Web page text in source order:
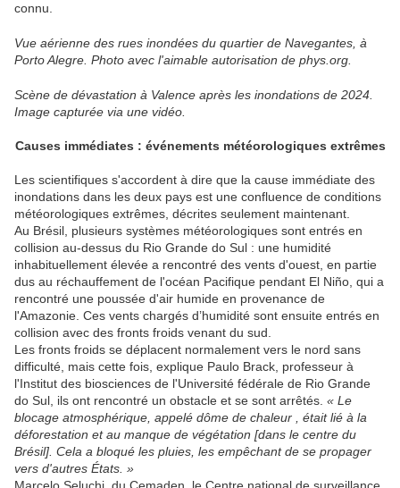
connu.
Vue aérienne des rues inondées du quartier de Navegantes, à
Porto Alegre. Photo avec l'aimable autorisation de phys.org.
Scène de dévastation à Valence après les inondations de 2024.
Image capturée via une vidéo.
Causes immédiates : événements météorologiques extrêmes
Les scientifiques s'accordent à dire que la cause immédiate des
inondations dans les deux pays est une confluence de conditions
météorologiques extrêmes, décrites seulement maintenant.
Au Brésil, plusieurs systèmes météorologiques sont entrés en
collision au-dessus du Rio Grande do Sul : une humidité
inhabituellement élevée a rencontré des vents d'ouest, en partie
dus au réchauffement de l'océan Pacifique pendant El Niño, qui a
rencontré une poussée d'air humide en provenance de
l'Amazonie. Ces vents chargés d’humidité sont ensuite entrés en
collision avec des fronts froids venant du sud.
Les fronts froids se déplacent normalement vers le nord sans
difficulté, mais cette fois, explique Paulo Brack, professeur à
l'Institut des biosciences de l'Université fédérale de Rio Grande
do Sul, ils ont rencontré un obstacle et se sont arrêtés. « Le
blocage atmosphérique, appelé dôme de chaleur , était lié à la
déforestation et au manque de végétation [dans le centre du
Brésil]. Cela a bloqué les pluies, les empêchant de se propager
vers d'autres États. »